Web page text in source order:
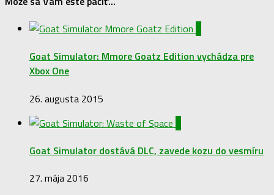
Goat Simulator: Mmore Goatz Edition vychádza pre
Xbox One
26. augusta 2015
Goat Simulator dostává DLC, zavede kozu do vesmíru
27. mája 2016